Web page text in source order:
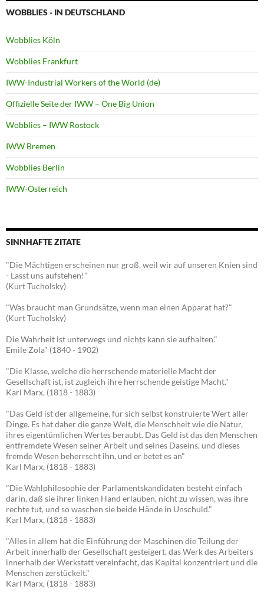
WOBBLIES - IN DEUTSCHLAND
Wobblies Köln
Wobblies Frankfurt
IWW-Industrial Workers of the World (de)
Offizielle Seite der IWW – One Big Union
Wobblies – IWW Rostock
IWW Bremen
Wobblies Berlin
IWW-Österreich
SINNHAFTE ZITATE
"Die Mächtigen erscheinen nur groß, weil wir auf unseren Knien sind
- Lasst uns aufstehen!"
(Kurt Tucholsky)
"Was braucht man Grundsätze, wenn man einen Apparat hat?"
(Kurt Tucholsky)
Die Wahrheit ist unterwegs und nichts kann sie aufhalten."
Emile Zola" (1840 - 1902)
"Die Klasse, welche die herrschende materielle Macht der
Gesellschaft ist, ist zugleich ihre herrschende geistige Macht."
Karl Marx, (1818 - 1883)
"Das Geld ist der allgemeine, für sich selbst konstruierte Wert aller
Dinge. Es hat daher die ganze Welt, die Menschheit wie die Natur,
ihres eigentümlichen Wertes beraubt. Das Geld ist das den Menschen
entfremdete Wesen seiner Arbeit und seines Daseins, und dieses
fremde Wesen beherrscht ihn, und er betet es an"
Karl Marx, (1818 - 1883)
"Die Wahlphilosophie der Parlamentskandidaten besteht einfach
darin, daß sie ihrer linken Hand erlauben, nicht zu wissen, was ihre
rechte tut, und so waschen sie beide Hände in Unschuld."
Karl Marx, (1818 - 1883)
"Alles in allem hat die Einführung der Maschinen die Teilung der
Arbeit innerhalb der Gesellschaft gesteigert, das Werk des Arbeiters
innerhalb der Werkstatt vereinfacht, das Kapital konzentriert und die
Menschen zerstückelt."
Karl Marx, (1818 - 1883)